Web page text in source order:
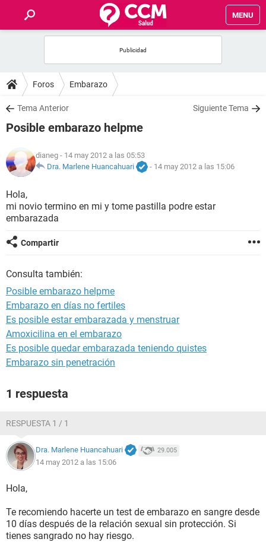
MENU
FOROS
SALUD
NUTRICIÓN
BIENESTAR
Foros Embarazo
Tema Anterior Siguiente Tema
Posible embarazo helpme
dianeg - 14 may 2012 a las 05:53
Dra. Marlene Huancahuari
- 14 may 2012 a las 15:06
Hola,
mi novio termino en mi y tome pastilla podre estar
embarazada
Compartir
Consulta también:
Posible embarazo helpme
Embarazo en días no fertiles
Es posible estar embarazada y menstruar
Amoxicilina en el embarazo
Es posible quedar embarazada teniendo quistes
Embarazo sin penetración
1 respuesta
RESPUESTA 1 / 1
Dra. Marlene Huancahuari 29.005
14 may 2012 a las 15:06
Hola,
Te recomiendo hacerte un test de embarazo en sangre desde
10 días después de la relación sexual sin protección. Si
tienes sangrado no hay riesgo.